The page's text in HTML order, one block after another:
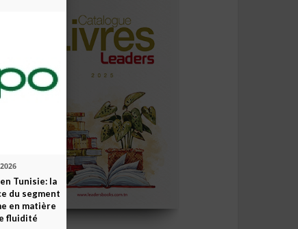
Tunisie: la
du segment
en matière
fluidité